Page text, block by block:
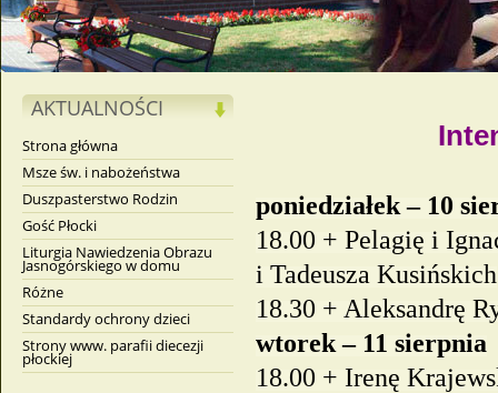
AKTUALNOŚCI
Strona główna
Msze św. i nabożeństwa
Duszpasterstwo Rodzin
Gość Płocki
Liturgia Nawiedzenia Obrazu
Jasnogórskiego w domu
Różne
Standardy ochrony dzieci
Strony www. parafii diecezji
płockiej
poniedziałek – 10
18.00 + Pelagię i
i Tadeusza Kusińskich
18.30 + Aleksandrę
wtorek – 11 sierpnia
18.00 + Irenę